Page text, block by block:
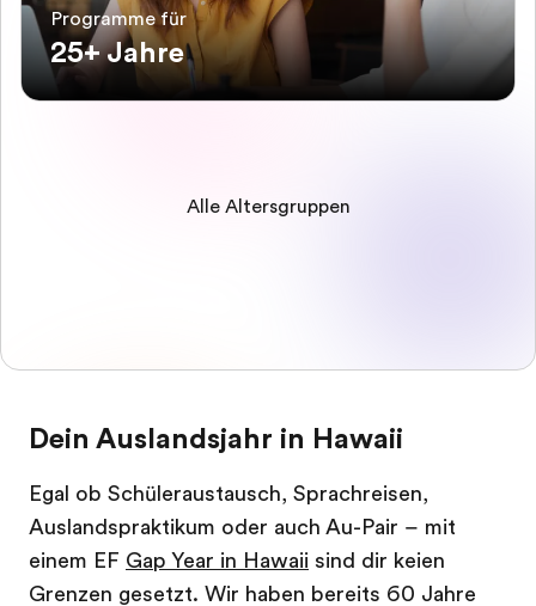
Programme für
25+ Jahre
Alle Altersgruppen
Dein Auslandsjahr in Hawaii
Egal ob Schüleraustausch, Sprachreisen,
Auslandspraktikum oder auch Au-Pair – mit
einem EF Gap Year in Hawaii sind dir keien
Grenzen gesetzt. Wir haben bereits 60 Jahre